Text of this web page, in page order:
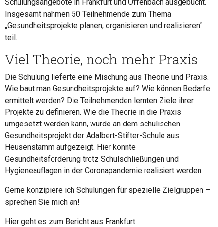
Schulungsangebote in Frankfurt und Offenbach ausgebucht.
Insgesamt nahmen 50 Teilnehmende zum Thema
„Gesundheitsprojekte planen, organisieren und realisieren“
teil.
Viel Theorie, noch mehr Praxis
Die Schulung lieferte eine Mischung aus Theorie und Praxis.
Wie baut man Gesundheitsprojekte auf? Wie können Bedarfe
ermittelt werden? Die Teilnehmenden lernten Ziele ihrer
Projekte zu definieren. Wie die Theorie in die Praxis
umgesetzt werden kann, wurde an dem schulischen
Gesundheitsprojekt der Adalbert-Stifter-Schule aus
Heusenstamm aufgezeigt. Hier konnte
Gesundheitsförderung trotz Schulschließungen und
Hygieneauflagen in der Coronapandemie realisiert werden.
Gerne konzipiere ich Schulungen für spezielle Zielgruppen –
sprechen Sie mich an!
Hier geht es zum Bericht aus Frankfurt